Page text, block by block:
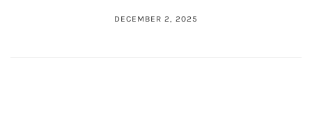
DECEMBER 2, 2025